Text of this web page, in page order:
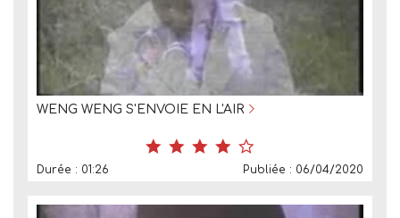
WENG WENG S'ENVOIE EN L'AIR
Durée : 01:26 Publiée : 06/04/2020